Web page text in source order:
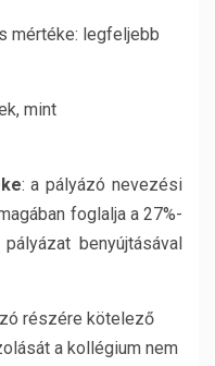
mértéke: legfeljebb
mint
: a pályázó nevezési
foglalja a 27%-
benyújtásával
részére kötelező
a kollégium nem